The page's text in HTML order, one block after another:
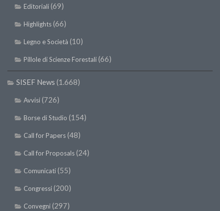
SISEF Notebook (Rassegna Stampa)
SISEF Eventi
SISEF Publishing
Redazione SISEF.ORG
Credits
Editoriali(69)
Highlights(66)
Legno e Società (10)
Pillole di Scienze Forestali(66)
SISEF News (1.668)
Avvisi(726)
Borse di Studio (154)
Call for Papers(48)
Call for Proposals(24)
Comunicati(55)
Congressi(200)
Convegni(297)